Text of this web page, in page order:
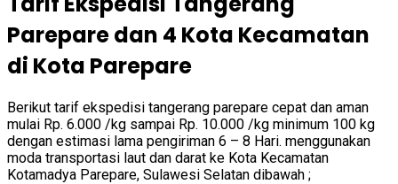
Parepare dan 4 Kota Kecamatan
di Kota Parepare
Berikut tarif ekspedisi tangerang parepare cepat dan aman
mulai Rp. 6.000 /kg sampai Rp. 10.000 /kg minimum 100 kg
dengan estimasi lama pengiriman 6 – 8 Hari. menggunakan
moda transportasi laut dan darat ke Kota Kecamatan
Kotamadya Parepare, Sulawesi Selatan dibawah ;